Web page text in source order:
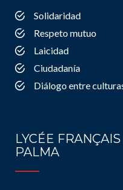
Solidaridad
Respeto mutuo
Laicidad
Ciudadanía
Diálogo entre
LYCÉE
PALMA